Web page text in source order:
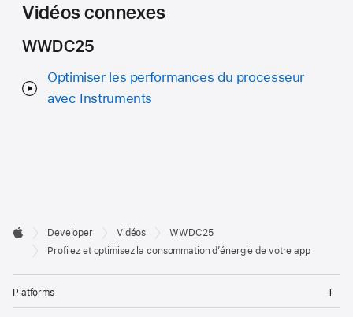
Vidéos connexes
WWDC25
Optimiser les performances du processeur
avec Instruments
Developer
Footer

Apple
Developer Vidéos
WWDC25
Profilez et optimisez la consommation d’énergie de votre app
Platforms